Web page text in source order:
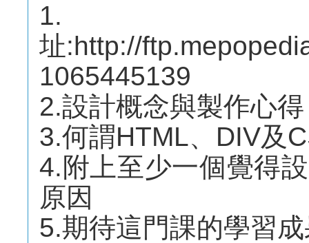
址:http://
1065445139
2.設計概念與製作心
3.何謂HTML、DIV及
4.附上至少一個覺得
原因
5.期待這門課的學習